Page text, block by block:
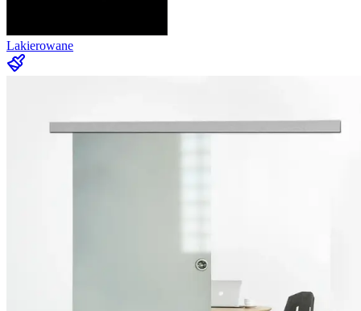
Lakierowane